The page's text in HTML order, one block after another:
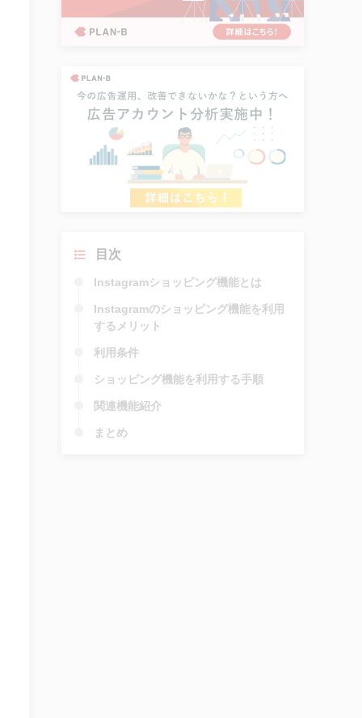
目次
Instagramショッピング機能とは
Instagramのショッピング機能を利用
するメリット
利用条件
ショッピング機能を利用する手順
関連機能紹介
まとめ